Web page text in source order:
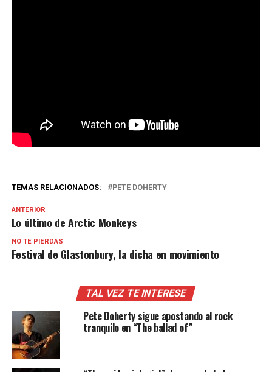
TEMAS RELACIONADOS: PETE DOHERTY
ANTERIOR
Lo último de Arctic Monkeys
NO TE PIERDAS
Festival de Glastonbury, la dicha en movimiento
TAL VEZ TE INTERESE
Pete Doherty sigue apostando al rock
tranquilo en “The ballad of”